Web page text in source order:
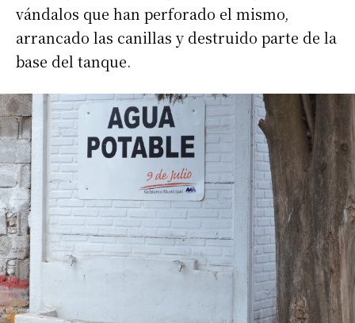
vándalos que han perforado el mismo,
arrancado las canillas y destruido parte de la
base del tanque.